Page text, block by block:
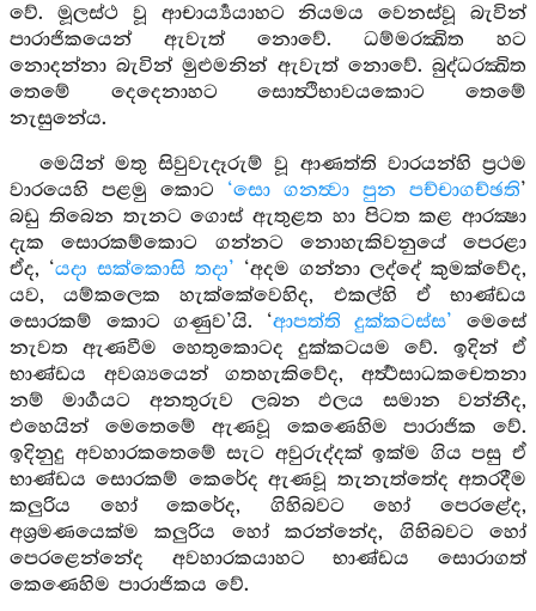
වේ. මූලස්ථ වූ ආචාර්‍ය්‍යයාහට නියමය වෙනස්වූ බැවින්
පාරාජිකයෙන් ඇවැත් නොවේ. ධම්මරක්‍ඛිත හට
නොදන්නා බැවින් මුළුමනින් ඇවැත් නොවේ. බුද්ධරක්‍ඛිත
තෙමේ දෙදෙනාහට සොත්‍ථිභාවයකොට තෙමේ
නැසුනේය.
මෙයින් මතු සිවුවැදෑරුම් වූ ආණත්ති වාරයන්හි ප්‍රථම
වාරයෙහි පළමු කොට ‘සො ගනත්‍වා පුන පච්චාගච්ඡති’
බඩු තිබෙන තැනට ගොස් ඇතුළත හා පිටත කළ ආරක්‍ෂා
දැක සොරකම්කොට ගන්නට නොහැකිවනුයේ පෙරළා
ඒද, ‘යදා සක්කොසි තදා’ ‘අදම ගන්නා ලද්දේ කුමක්වේද,
යව, යම්කලෙක හැක්කේවෙහිද, එකල්හි ඒ භාණ්ඩය
සොරකම් කොට ගණුව’යි. ‘ආපත්ති දුක්කටස්ස’ මෙසේ
නැවත ඇණවීම හෙතුකොටද දුක්කටයම වේ. ඉදින් ඒ
භාණ්ඩය අවශ්‍යයෙන් ගතහැකිවේද, අර්‍ත්‍ථසාධකචෙතනා
නම් මාර්‍ගයට අනතුරුව ලබන ඵලය සමාන වන්නීද,
එහෙයින් මෙතෙමේ ඇණවූ කෙණෙහිම පාරාජික වේ.
ඉදිනුදු අවහාරකතෙමේ සැට අවුරුද්දක් ඉක්ම ගිය පසු ඒ
භාණ්ඩය සොරකම් කෙරේද ඇණවූ තැනැත්තේද අතරදීම
කලුරිය හෝ කෙරේද, ගිහිබවට හෝ පෙරළේද,
අශ්‍රමණයෙක්ම කලුරිය හෝ කරන්නේද, ගිහිබවට හෝ
පෙරළෙන්නේද අවහාරකයාහට භාණ්ඩය සොරාගත්
කෙණෙහිම පාරාජිකය වේ.